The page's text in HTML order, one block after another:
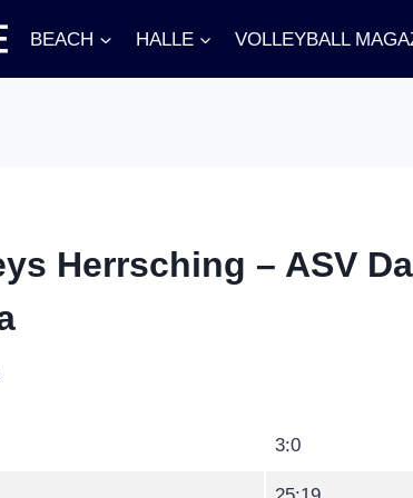
BEACH HALLE VOLLEYBALL
Herrsching – ASV
3:0